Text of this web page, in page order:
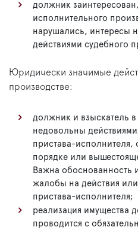
должник
исполнительного
нарушались, интересы
действиями судебного
Юридически значимые
производстве:
должник и взыскатель
недовольны
пристава-исполнителя,
порядке или
Важна обоснованность
жалобы на действия
пристава-исполнителя;
реализация имущества
проводится с